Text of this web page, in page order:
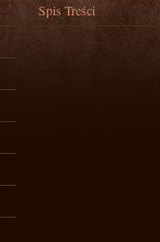
Spis Treści